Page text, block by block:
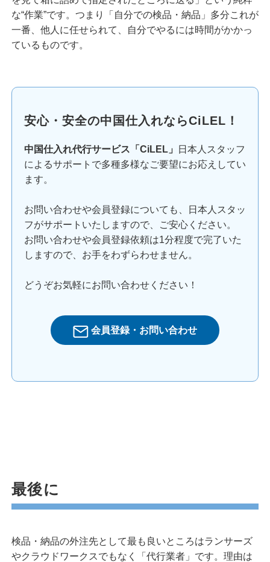
な“作業”です。つまり「自分での検品・納品」多分これが
一番、他人に任せられて、自分でやるには時間がかかっ
ているものです。
安心・安全の中国仕入れならCiLEL！
中国仕入れ代行サービス「CiLEL」
日本人スタッフ
によるサポートで多種多様なご要望にお応えしてい
ます。
お問い合わせや会員登録についても、日本人スタッ
フがサポートいたしますので、ご安心ください。
お問い合わせや会員登録依頼は1分程度で完了いた
しますので、お手をわずらわせません。
どうぞお気軽にお問い合わせください！
会員登録・お問い合わせ
最後に
検品・納品の外注先として最も良いところはランサーズ
やクラウドワークスでもなく「代行業者」です。理由は